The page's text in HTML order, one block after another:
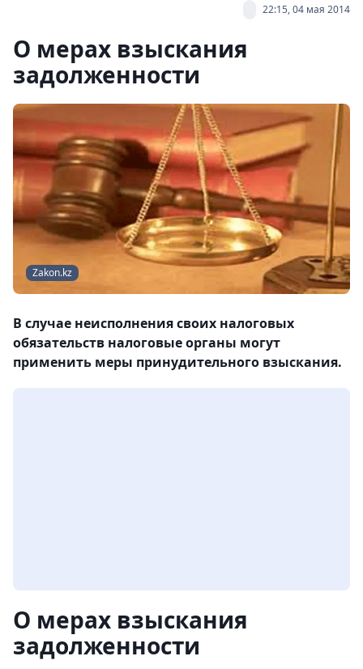
22:15, 04 мая 2014
О мерах взыскания
задолженности
Zakon.kz
В случае неисполнения своих налоговых
обязательств налоговые органы могут
применить меры принудительного взыскания.
О мерах взыскания
задолженности